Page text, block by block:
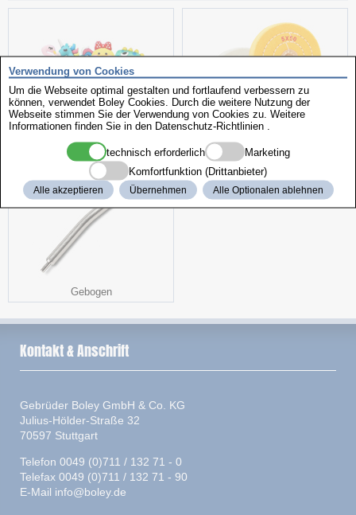
Aktionspaket Polierscheiben
Gebogen
Verwendung von Cookies
Um die Webseite optimal gestalten und fortlaufend verbessern zu
können, verwendet Boley Cookies. Durch die weitere Nutzung der
Webseite stimmen Sie der Verwendung von Cookies zu. Weitere
Informationen finden Sie in den Datenschutz-Richtlinien
technisch erforderlich
Marketing
Komfortfunktion (Drittanbieter)
Alle akzeptieren Übernehmen Alle Optionalen ablehnen
Kontakt & Anschrift
Gebrüder Boley GmbH & Co. KG
Julius-Hölder-Straße 32
70597 Stuttgart
Telefon 0049 (0)711 / 132 71 - 0
Telefax 0049 (0)711 / 132 71 - 90
E-Mail info@boley.de